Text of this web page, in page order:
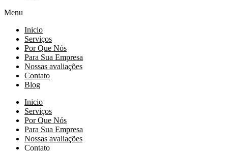
Menu
Inicio
Serviços
Por Que Nós
Para Sua Empresa
Nossas avaliações
Contato
Blog
Inicio
Serviços
Por Que Nós
Para Sua Empresa
Nossas avaliações
Contato